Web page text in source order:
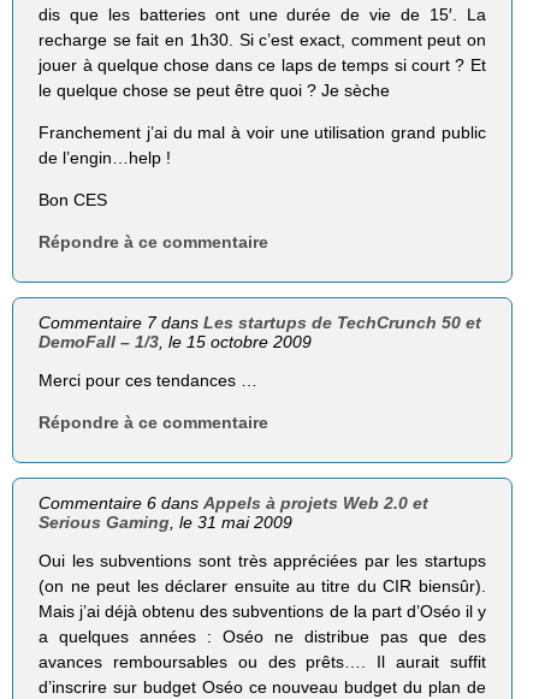
dis que les batteries ont une durée de vie de 15′. La
recharge se fait en 1h30. Si c’est exact, comment peut on
jouer à quelque chose dans ce laps de temps si court ? Et
le quelque chose se peut être quoi ? Je sèche
Franchement j’ai du mal à voir une utilisation grand public
de l’engin…help !
Bon CES
Répondre à ce commentaire
Commentaire 7 dansLes startups de TechCrunch 50 et
DemoFall – 1/3 , le 15 octobre 2009
Merci pour ces tendances …
Répondre à ce commentaire
Commentaire 6 dansAppels à projets Web 2.0 et
Serious Gaming , le 31 mai 2009
Oui les subventions sont très appréciées par les startups
(on ne peut les déclarer ensuite au titre du CIR biensûr).
Mais j’ai déjà obtenu des subventions de la part d’Oséo il y
a quelques années : Oséo ne distribue pas que des
avances remboursables ou des prêts…. Il aurait suffit
d’inscrire sur budget Oséo ce nouveau budget du plan de